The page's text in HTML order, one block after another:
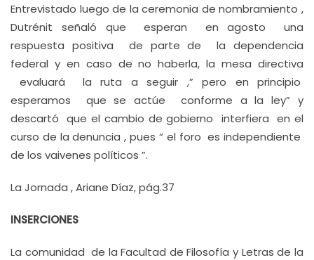
Entrevistado luego de la ceremonia de nombramiento ,
Dutrénit señaló que esperan en agosto una
respuesta positiva de parte de la dependencia
federal y en caso de no haberla, la mesa directiva
evaluará la ruta a seguir ,” pero en principio
esperamos que se actúe conforme a la ley” y
descartó que el cambio de gobierno interfiera en el
curso de la denuncia , pues “ el foro es independiente
de los vaivenes políticos ”.
La Jornada , Ariane Díaz, pág.37
INSERCIONES
La comunidad de la Facultad de Filosofía y Letras de la